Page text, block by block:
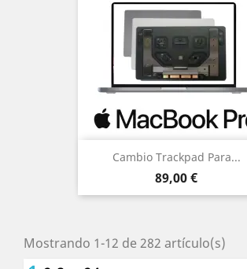
Cambio Trackpad Para...
Precio
89,00 €
Mostrando 1-12 de 282 artículo(s)